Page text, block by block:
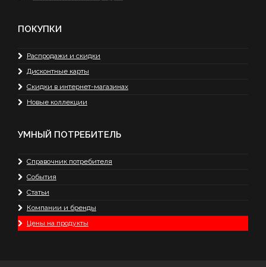
ПОКУПКИ
Распродажи и скидки
Дисконтные карты
Скидки в интернет-магазинах
Новые коллекции
УМНЫЙ ПОТРЕБИТЕЛЬ
Справочник потребителя
События
Статьи
Компании и бренды
Цены на продукты